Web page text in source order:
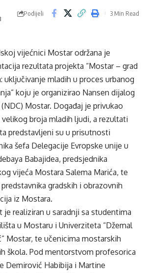
Podijeli 3 Min Read
vijećnici Mostar održana je
rezultata projekta “Mostar – grad
uključivanje mladih u proces urbanog
koju je organizirao Nansen dijalog
Mostar. Događaj je privukao
velikog broja mladih ljudi, a rezultati
predstavljeni su u prisutnosti
šefa Delegacije Evropske unije u
Babajidea, predsjednika
vijeća Mostara Salema Marića, te
gradskih i obrazovnih
iz Mostara.
je realiziran u saradnji sa studentima
u Mostaru i Univerziteta “Džemal
Mostar, te učenicima mostarskih
škola. Pod mentorstvom profesorica
Demirović Habibija i Martine